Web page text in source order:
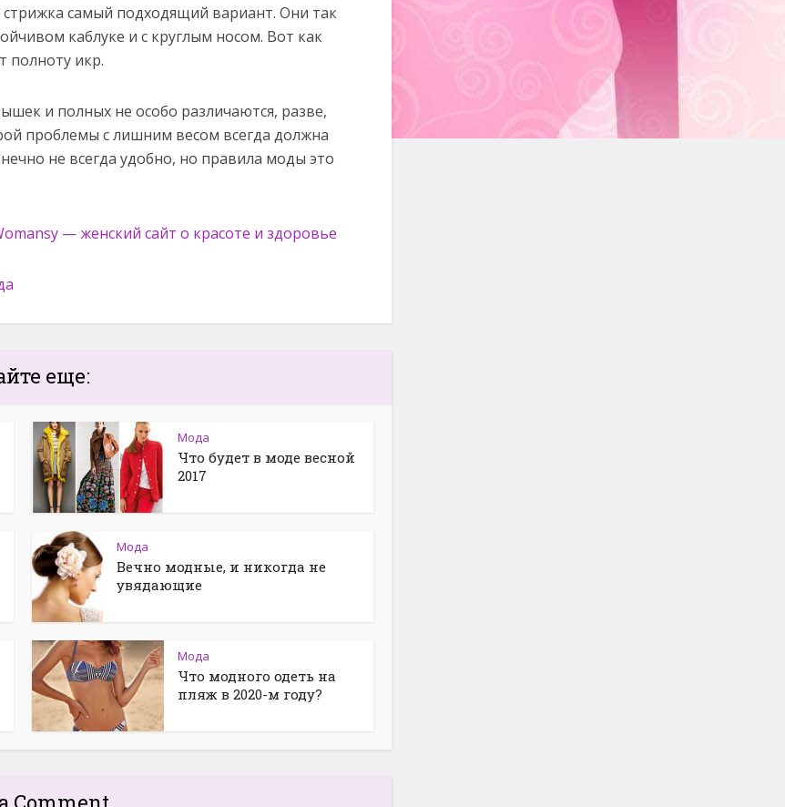
самый подходящий вариант. Они так
каблуке и с круглым носом. Вот как
полноту икр.
и полных не особо различаются, разве,
проблемы с лишним весом всегда должна
не всегда удобно, но правила моды это
— женский сайт о красоте и здоровье
еще:
Мода
Что будет в моде весной
2017
Мода
Вечно модные, и никогда не
увядающие
Мода
Что модного одеть на
пляж в 2020-м году?